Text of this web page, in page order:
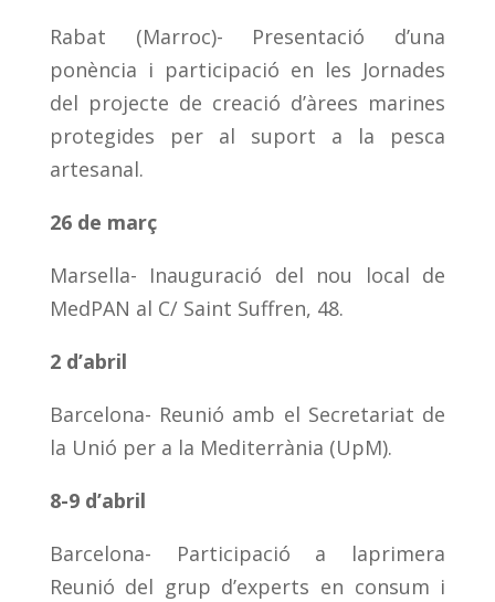
Rabat (Marroc)- Presentació d’una
ponència i participació en les Jornades
del projecte de creació d’àrees marines
protegides per al suport a la pesca
artesanal.
26 de març
Marsella- Inauguració del nou local de
MedPAN al C/ Saint Suffren, 48.
2 d’abril
Barcelona- Reunió amb el Secretariat de
la Unió per a la Mediterrània (UpM).
8-9 d’abril
Barcelona- Participació a laprimera
Reunió del grup d’experts en consum i